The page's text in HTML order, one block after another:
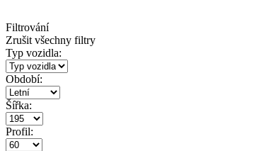
Filtrování
Zrušit všechny filtry
Typ vozidla:
Období:
Šířka:
Profil: